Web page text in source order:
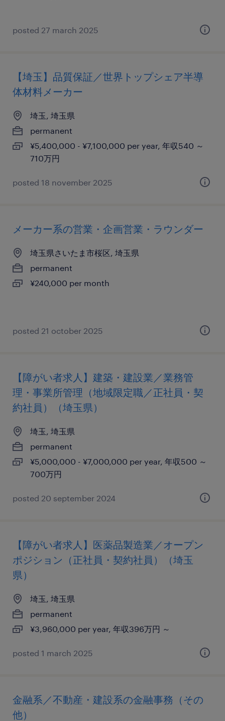
posted 27 march 2025
【埼玉】品質保証／世界トップシェア半導
体材料メーカー
埼玉, 埼玉県
permanent
¥5,400,000 - ¥7,100,000 per year, 年収540 ～
710万円
posted 18 november 2025
メーカー系の営業・企画営業・ラウンダー
埼玉県さいたま市桜区, 埼玉県
permanent
¥240,000 per month
posted 21 october 2025
【障がい者求人】建築・建設業／業務管
理・事業所管理（地域限定職／正社員・契
約社員）（埼玉県）
埼玉, 埼玉県
permanent
¥5,000,000 - ¥7,000,000 per year, 年収500 ～
700万円
posted 20 september 2024
【障がい者求人】医薬品製造業／オープン
ポジション（正社員・契約社員）（埼玉
県）
埼玉, 埼玉県
permanent
¥3,960,000 per year, 年収396万円 ～
posted 1 march 2025
金融系／不動産・建設系の金融事務（その
他）